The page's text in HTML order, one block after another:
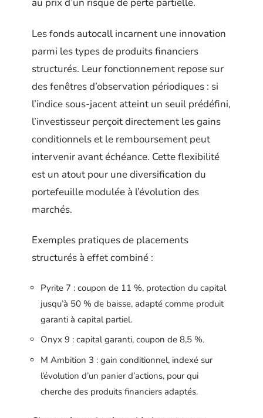
Les fonds autocall incarnent une innovation
parmi les types de produits financiers
structurés. Leur fonctionnement repose sur
des fenêtres d’observation périodiques : si
l’indice sous-jacent atteint un seuil prédéfini,
l’investisseur perçoit directement les gains
conditionnels et le remboursement peut
intervenir avant échéance. Cette flexibilité
est un atout pour une diversification du
portefeuille modulée à l’évolution des
marchés.
Exemples pratiques de placements
structurés à effet combiné :
Pyrite 7 : coupon de 11 %, protection du capital
jusqu’à 50 % de baisse, adapté comme produit
garanti à capital partiel.
Onyx 9 : capital garanti, coupon de 8,5 %.
M Ambition 3 : gain conditionnel, indexé sur
l’évolution d’un panier d’actions, pour qui
cherche des produits financiers adaptés.